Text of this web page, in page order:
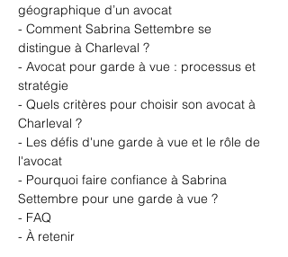
géographique d’un avocat
- Comment Sabrina Settembre se
distingue à Charleval ?
- Avocat pour garde à vue : processus et
stratégie
- Quels critères pour choisir son avocat à
Charleval ?
- Les défis d'une garde à vue et le rôle de
l'avocat
- Pourquoi faire confiance à Sabrina
Settembre pour une garde à vue ?
- FAQ
- À retenir